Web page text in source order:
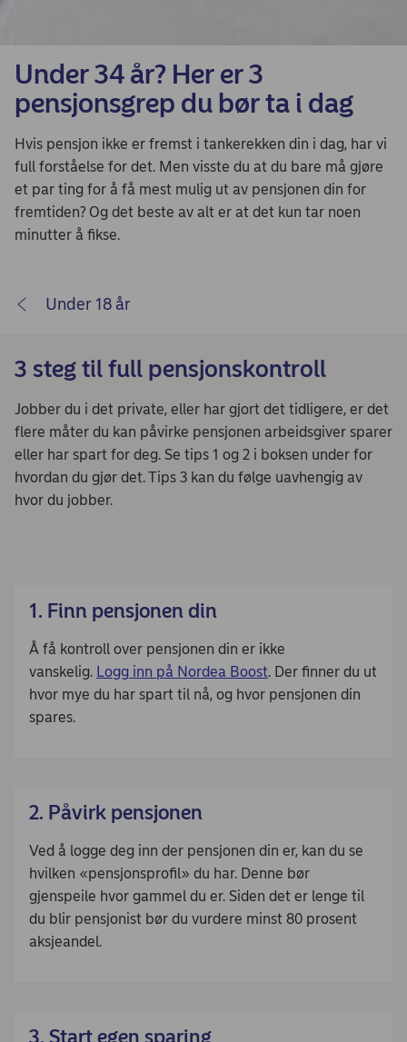
Under 34 år? Her er 3
pensjonsgrep du bør ta i dag
Hvis pensjon ikke er fremst i tankerekken din i dag, har vi
full forståelse for det. Men visste du at du bare må gjøre
et par ting for å få mest mulig ut av pensjonen din for
fremtiden? Og det beste av alt er at det kun tar noen
minutter å fikse.
Under 18 år
3 steg til full pensjonskontroll
Jobber du i det private, eller har gjort det tidligere, er det
flere måter du kan påvirke pensjonen arbeidsgiver sparer
eller har spart for deg. Se tips 1 og 2 i boksen under for
hvordan du gjør det. Tips 3 kan du følge uavhengig av
hvor du jobber.
1. Finn pensjonen din
Å få kontroll over pensjonen din er ikke
vanskelig. Logg inn på Nordea Boost. Der finner du ut
hvor mye du har spart til nå, og hvor pensjonen din
spares.
2. Påvirk pensjonen
Ved å logge deg inn der pensjonen din er, kan du se
hvilken «pensjonsprofil» du har. Denne bør
gjenspeile hvor gammel du er. Siden det er lenge til
du blir pensjonist bør du vurdere minst 80 prosent
aksjeandel.
3. Start egen sparing